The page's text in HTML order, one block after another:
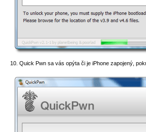
10. Quick Pwn sa vás opýta či je iPhone zapojený,